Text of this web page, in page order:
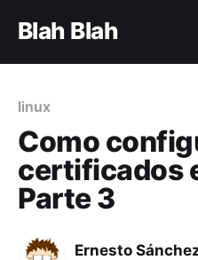
Blah Blah
linux
Como
certificados
Parte 3
Ernesto